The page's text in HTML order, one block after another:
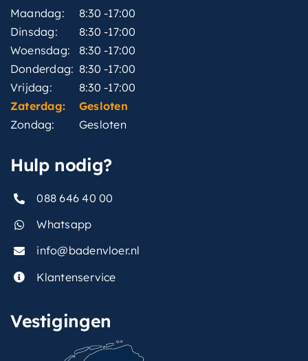
Maandag:
8:30 -17:00
Dinsdag:
8:30 -17:00
Woensdag:
8:30 -17:00
Donderdag: 8:30 -17:00
Vrijdag:
8:30 -17:00
Zaterdag:
Gesloten
Zondag:
Gesloten
Hulp nodig?
088 646 40 00
Whatsapp
info@badenvloer.nl
Klantenservice
Vestigingen